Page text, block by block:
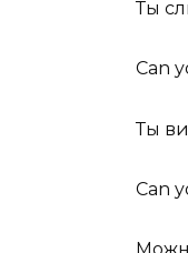
Ты
Can
Ты
Can